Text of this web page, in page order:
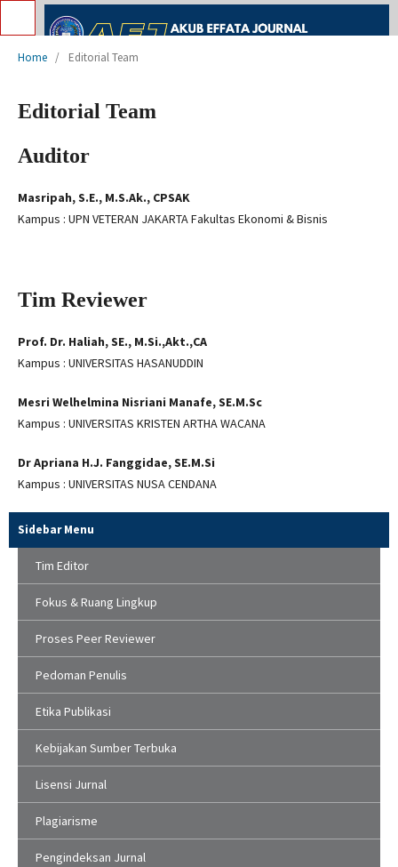
Home / Editorial Team
Editorial Team
Auditor
Masripah, S.E., M.S.Ak., CPSAK
Kampus : UPN VETERAN JAKARTA Fakultas Ekonomi & Bisnis
Tim Reviewer
Prof. Dr. Haliah, SE., M.Si.,Akt.,CA
Kampus : UNIVERSITAS HASANUDDIN
Mesri Welhelmina Nisriani Manafe, SE.M.Sc
Kampus : UNIVERSITAS KRISTEN ARTHA WACANA
Dr Apriana H.J. Fanggidae, SE.M.Si
Kampus : UNIVERSITAS NUSA CENDANA
Sidebar Menu
Tim Editor
Fokus & Ruang Lingkup
Proses Peer Reviewer
Pedoman Penulis
Etika Publikasi
Kebijakan Sumber Terbuka
Lisensi Jurnal
Plagiarisme
Pengindeksan Jurnal